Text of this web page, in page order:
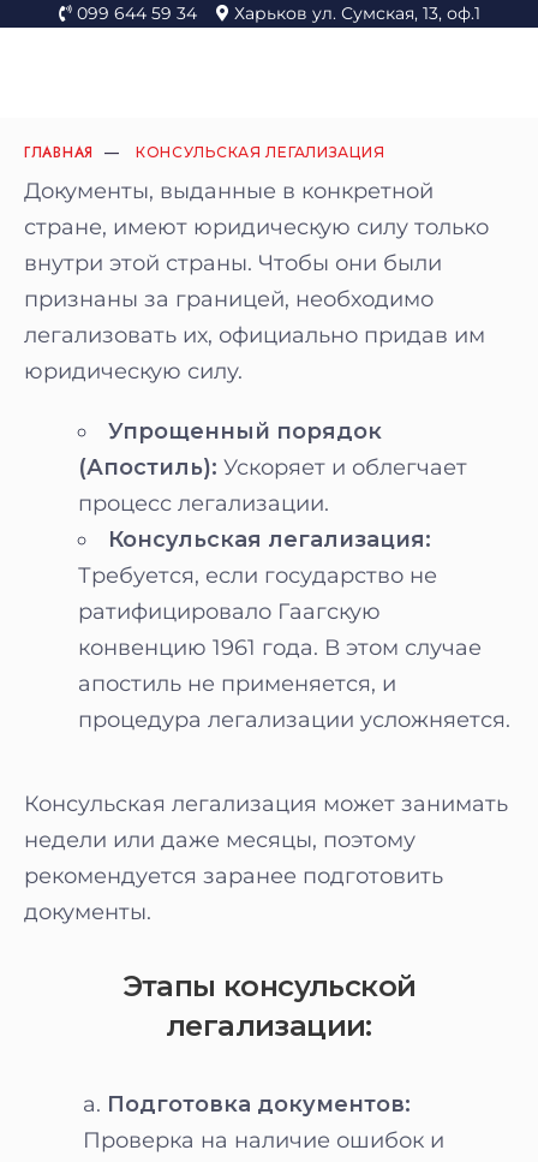
099 644 59 34 Харьков ул. Сумская, 13, оф.1
ГЛАВНАЯ КОНСУЛЬСКАЯ ЛЕГАЛИЗАЦИЯ
Документы, выданные в конкретной
стране, имеют юридическую силу только
внутри этой страны. Чтобы они были
признаны за границей, необходимо
легализовать их, официально придав им
юридическую силу.
Упрощенный порядок
(Апостиль): Ускоряет и облегчает
процесс легализации.
Консульская легализация:
Требуется, если государство не
ратифицировало Гаагскую
конвенцию 1961 года. В этом случае
апостиль не применяется, и
процедура легализации усложняется.
Консульская легализация может занимать
недели или даже месяцы, поэтому
рекомендуется заранее подготовить
документы.
Этапы консульской
легализации:
Подготовка документов:
Проверка на наличие ошибок и